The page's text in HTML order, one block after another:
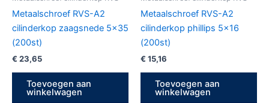
Metaalschroef RVS-A2
cilinderkop zaagsnede 5×35
(200st)
€ 23,65
Toevoegen aan
winkelwagen
Metaalschroef RVS-A2
cilinderkop phillips 5×16
(200st)
€ 15,16
Toevoegen aan
winkelwagen